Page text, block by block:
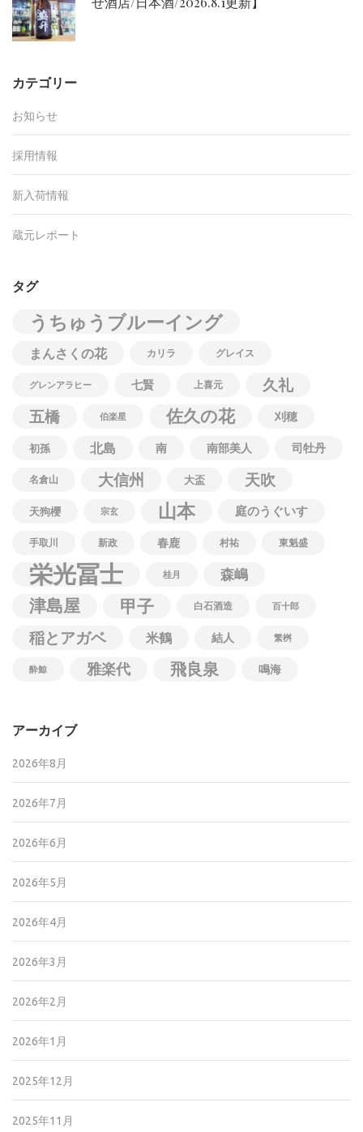
カテゴリー
お知らせ
採用情報
新入荷情報
蔵元レポート
タグ
うちゅうブルーイング
まんさくの花 カリラ グレイス
グレンアラヒー 七賢 上喜元
久礼
五橋
伯楽星 佐久の花 刈穂
初孫 北島 南 南部美人 司牡丹
名倉山 大信州 大盃 天吹
天狗櫻 宗玄 山本 庭のうぐいす
手取川 新政 春鹿 村祐 東魁盛
栄光冨士 桂月 森嶋
津島屋 甲子 白石酒造 百十郎
稲とアガベ 米鶴 結人 繁桝
酔鯨 雅楽代 飛良泉 鳴海
アーカイブ
2026年8月
2026年7月
2026年6月
2026年5月
2026年4月
2026年3月
2026年2月
2026年1月
2025年12月
2025年11月